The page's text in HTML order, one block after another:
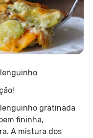
gratinada
fininha,
A mistura dos